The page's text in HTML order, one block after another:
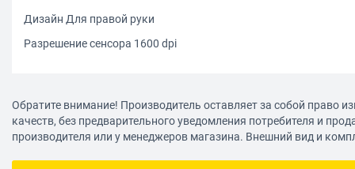
Дизайн Для правой руки
Разрешение сенсора 1600 dpi
Обратите внимание! Производитель оставляет за собой право
качеств, без предварительного уведомления потребителя и
производителя или у менеджеров магазина. Внешний вид и